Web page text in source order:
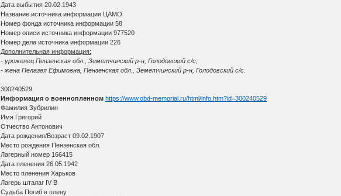
Дата выбытия 20.02.1943
Название источника информации ЦАМО
Номер фонда источника информации 58
Номер описи источника информации 977520
Номер дела источника информации 226
Дополнительная информация:
- уроженец Пензенская обл., Земетчинский р-н, Голодовский с/с;
- жена Пелагея Ефимовна, Пензенская обл., Земетчинский р-н, Голодовский с/с.
300240529
Информация о военнопленном https://www.obd-memorial.ru/html/info.htm?id=300240529
Фамилия Зубрилин
Имя Григорий
Отчество Антонович
Дата рождения/Возраст 09.02.1907
Место рождения Пензенская обл.
Лагерный номер 166415
Дата пленения 26.05.1942
Место пленения Харьков
Лагерь шталаг IV B
Судьба Погиб в плену